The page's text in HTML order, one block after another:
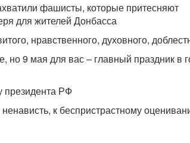
фашисты, которые притесняют
для жителей Донбасса
нравственного, духовного,
9 мая для вас – главный праздник в
президента РФ
к беспристрастному